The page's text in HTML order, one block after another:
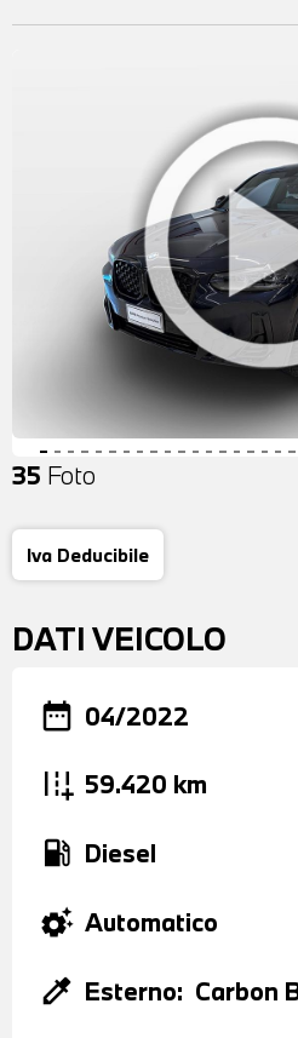
35 Foto
Iva Deducibile
DATI VEICOLO
date_range 04/2022
add_road 59.420 km
local_gas_station Diesel
settings_suggest Automatico
colorize Esterno: Carbon